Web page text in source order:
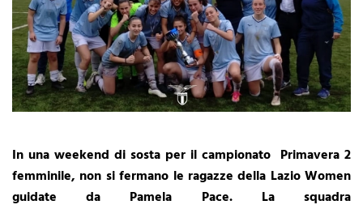
In una weekend di sosta per il campionato Primavera 2
femminile, non si fermano le ragazze della Lazio Women
guidate da Pamela Pace. La squadra